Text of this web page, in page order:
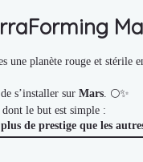
une planète rouge et stérile
s’installer sur Mars. 🌕✨
dont le but est simple :
de prestige que les